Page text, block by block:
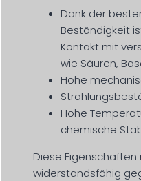
Dank der
Beständigkeit
Kontakt mit
wie Säuren,
Hohe
Hohe
chemische
Diese Eigenschaften
widerstandsfähig